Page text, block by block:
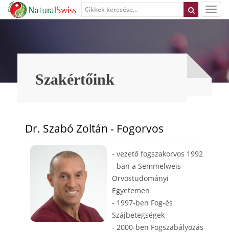
Szakértőink
Dr. Szabó Zoltán - Fogorvos
- vezető fogszakorvos 1992
- ban a Semmelweis
Orvostudományi
Egyetemen
- 1997-ben Fog-és
Szájbetegségek
- 2000-ben Fogszabályozás